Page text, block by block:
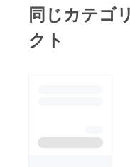
同じカテゴ
クト